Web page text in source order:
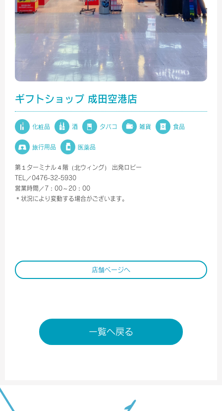
ギフトショップ 成田空港店
化粧品 酒 タバコ 雑貨 食品
旅行用品 医薬品
第１ターミナル４階（北ウィング） 出発ロビー
TEL／0476-32-5930
営業時間／7：00～20：00
＊状況により変動する場合がございます。
店舗ページへ
一覧へ戻る